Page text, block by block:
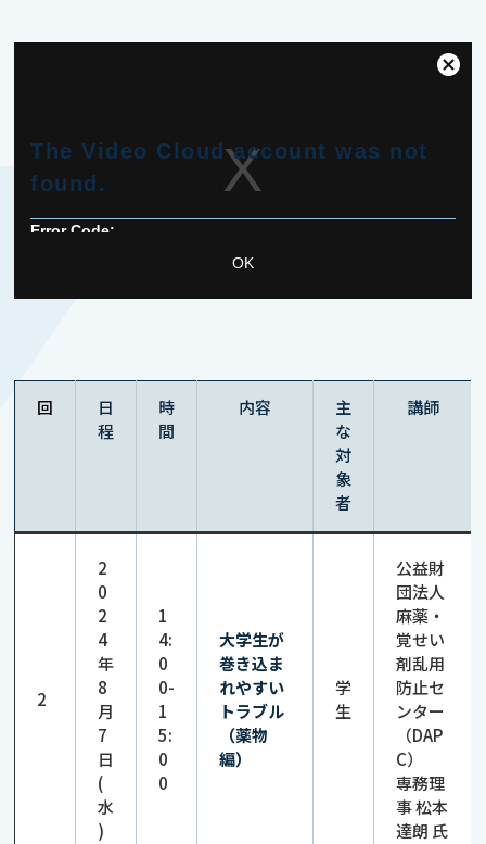
modal
window.
The Video Cloud account was not
found.
Error Code:
OK
回
日
程
時
間
内容
主
な
対
象
者
講師
2
2
0
2
4
年
8
月
7
日
(
水
)
1
4:
0
0-
1
5:
0
0
大学生が
巻き込ま
れやすい
トラブル
（薬物
編）
学
生
公益財
団法人
麻薬・
覚せい
剤乱用
防止セ
ンター
（DAP
C）
専務理
事 松本
達朗 氏